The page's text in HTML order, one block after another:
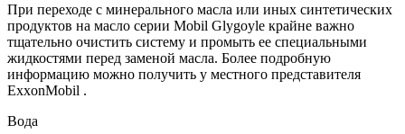
При переходе с минерального масла или иных синтетических
продуктов на масло серии Mobil Glygoyle крайне важно
тщательно очистить систему и промыть ее специальными
жидкостями перед заменой масла. Более подробную
информацию можно получить у местного представителя
ExxonMobil .
Вода